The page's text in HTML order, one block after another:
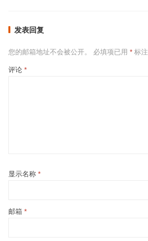
发表回复
您的邮箱地址不会被公开。 必填项已用 *标注
评论 *
显示名称 *
邮箱 *